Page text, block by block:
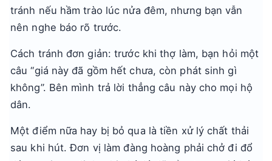
tránh nếu hầm trào lúc nửa đêm, nhưng bạn vẫn
nên nghe báo rõ trước.
Cách tránh đơn giản: trước khi thợ làm, bạn hỏi một
câu “giá này đã gồm hết chưa, còn phát sinh gì
không”. Bên mình trả lời thẳng câu này cho mọi hộ
dân.
Một điểm nữa hay bị bỏ qua là tiền xử lý chất thải
sau khi hút. Đơn vị làm đàng hoàng phải chở đi đổ